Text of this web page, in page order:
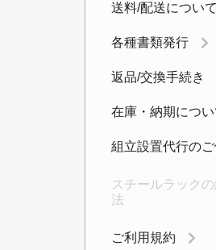
送料/配送について
各種書類発行
返品/交換手続き
在庫・納期につい
組立設置代行の
スチールラック
法
ご利用規約